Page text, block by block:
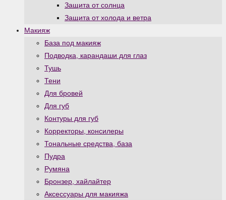
Защита от солнца
Защита от холода и ветра
Макияж
База под макияж
Подводка, карандаши для глаз
Тушь
Тени
Для бровей
Для губ
Контуры для губ
Корректоры, консилеры
Тональные средства, база
Пудра
Румяна
Бронзер, хайлайтер
Аксессуары для макияжа